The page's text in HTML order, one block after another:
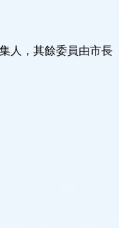
人，其餘委員由市長